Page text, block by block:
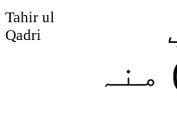
Tahir ul
Qadri